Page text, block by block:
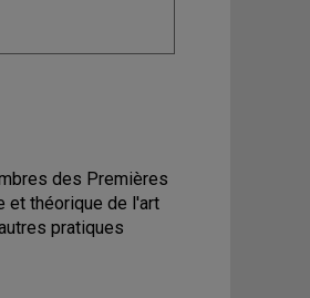
des Premières
et théorique de l'art
pratiques